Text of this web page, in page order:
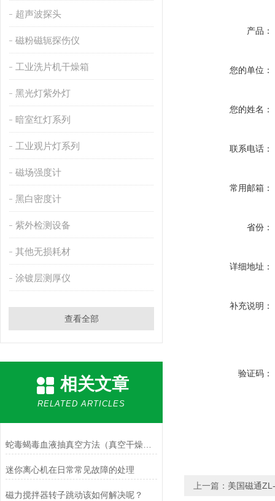
超声波探头
磁粉磁轭探伤仪
工业洗片机干燥箱
黑光灯紫外灯
暗室红灯系列
工业观片灯系列
磁场强度计
黑白密度计
紫外检测设备
其他无损耗材
涂镀层测厚仪
查看全部
相关文章
RELATED ARTICLES
迷你离心机在日常常见故障的处理
磁力搅拌器转子跳动该如何解决呢？
产品：
您的单位：
您的姓名：
联系电话：
常用邮箱：
省份：
详细地址：
补充说明：
验证码：
上一篇： 美国磁通